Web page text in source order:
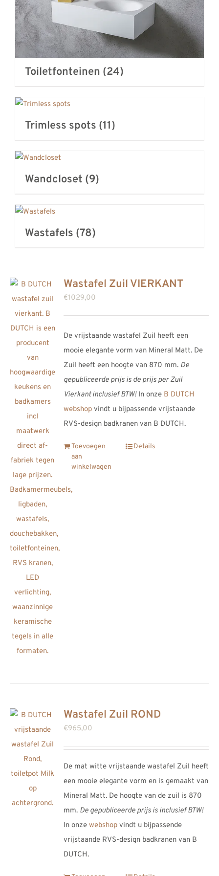
Toiletfonteinen (24)
Trimless spots (11)
Wandcloset (9)
Wastafels (78)
Wastafel Zuil VIERKANT
€1029,00
De vrijstaande wastafel Zuil heeft een
mooie elegante vorm van Mineral Matt. De
Zuil heeft een hoogte van 870 mm. De
gepubliceerde prijs is de prijs per Zuil
Vierkant inclusief BTW!In onze B DUTCH
webshop vindt u bijpassende vrijstaande
RVS-design badkranen van B DUTCH.
Toevoegen
aan
winkelwagen
Details
Wastafel Zuil ROND
€965,00
De mat witte vrijstaande wastafel Zuil heeft
een mooie elegante vorm en is gemaakt van
Mineral Matt. De hoogte van de zuil is 870
mm. De gepubliceerde prijs is inclusief BTW!
In onzewebshop vindt u bijpassende
vrijstaande RVS-design badkranen van B
DUTCH.